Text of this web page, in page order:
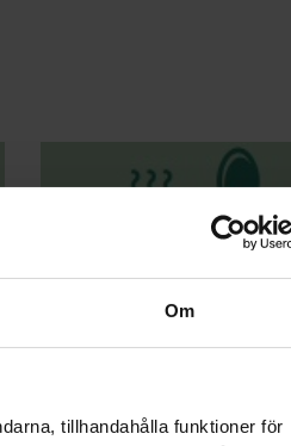
Om
tillhandahålla funktioner för
Helppo sipulipiirakka